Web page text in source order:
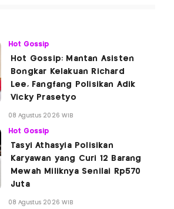
Hot Gossip
Hot Gossip: Mantan Asisten
Bongkar Kelakuan Richard
Lee, Fangfang Polisikan Adik
Vicky Prasetyo
08 Agustus 2026 WIB
Hot Gossip
Tasyi Athasyia Polisikan
Karyawan yang Curi 12 Barang
Mewah Miliknya Senilai Rp570
Juta
08 Agustus 2026 WIB